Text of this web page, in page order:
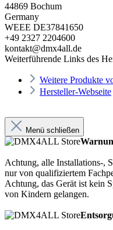
44869 Bochum
Germany
WEEE DE37841650
+49 2327 2204600
kontakt@dmx4all.de
Weiterführende Links des
Weitere Produkte
Hersteller-Webseite
Menü schließen
Achtung, alle Installations-,
nur von qualifiziertem
Achtung, das Gerät ist kein
von Kindern gelangen.